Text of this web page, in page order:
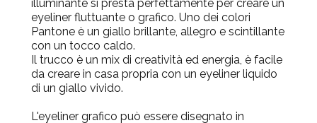
illuminante si presta perfettamente per creare un
eyeliner fluttuante o grafico. Uno dei colori
Pantone è un giallo brillante, allegro e scintillante
con un tocco caldo.
Il trucco è un mix di creatività ed energia, è facile
da creare in casa propria con un eyeliner liquido
di un giallo vivido.
L'eyeliner grafico può essere disegnato in